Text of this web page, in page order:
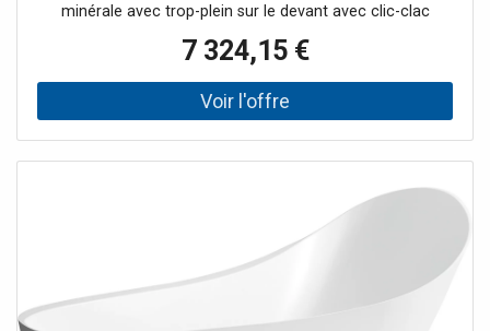
minérale avec trop-plein sur le devant avec clic-clac
Base pré-assemblée Profondeur du bain 460 mm Volume
net 240 l 131 5kg
7 324,15 €